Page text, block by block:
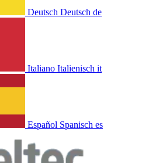
Deutsch Deutsch de
Italiano Italienisch it
Español Spanisch es